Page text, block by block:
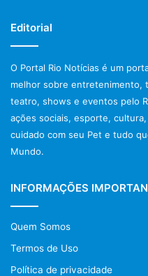
Editorial
O Portal Rio Notícias é um
melhor sobre entretenimento,
teatro, shows e eventos pelo
ações sociais, esporte,
cuidado com seu Pet e tudo
Mundo.
INFORMAÇÕES
Quem Somos
Termos de Uso
Política de privacidade